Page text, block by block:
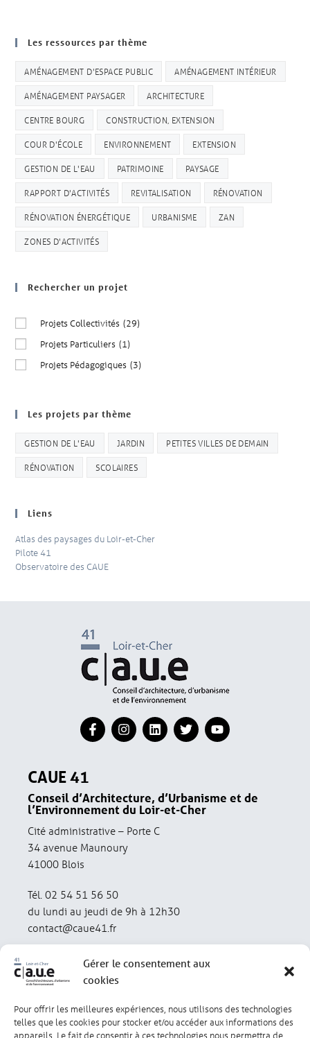
Gérer le consentement aux
cookies
Pour offrir les meilleures expériences, nous utilisons des technologies
telles que les cookies pour stocker et/ou accéder aux informations des
appareils. Le fait de consentir à ces technologies nous permettra de
Les ressources par thème
AMÉNAGEMENT D'ESPACE PUBLIC AMÉNAGEMENT INTÉRIEUR
AMÉNAGEMENT PAYSAGER ARCHITECTURE
CENTRE BOURG CONSTRUCTION, EXTENSION
COUR D'ÉCOLE ENVIRONNEMENT EXTENSION
GESTION DE L'EAU PATRIMOINE PAYSAGE
RAPPORT D'ACTIVITÉS REVITALISATION RÉNOVATION
RÉNOVATION ÉNERGÉTIQUE URBANISME ZAN
ZONES D'ACTIVITÉS
Rechercher un projet
Projets Collectivités (29)
Projets Particuliers (1)
Projets Pédagogiques (3)
Les projets par thème
GESTION DE L'EAU JARDIN PETITES VILLES DE DEMAIN
RÉNOVATION SCOLAIRES
Liens
Atlas des paysages du Loir-et-Cher
Pilote 41
Observatoire des CAUE
CAUE 41
Conseil d’Architecture, d’Urbanisme et de
l’Environnement du Loir-et-Cher
Cité administrative – Porte C
34 avenue Maunoury
41000 Blois
Tél. 02 54 51 56 50
du lundi au jeudi de 9h à 12h30
contact@caue41.fr
Mentions légales Politique de confidentialité